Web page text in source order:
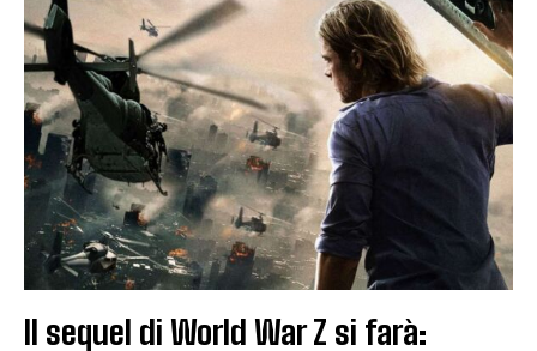
Il sequel di World War Z si farà: